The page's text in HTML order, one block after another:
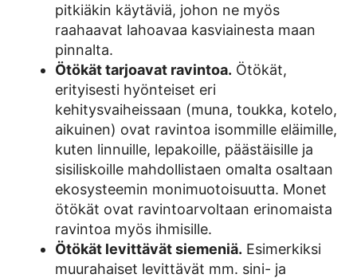
pitkiäkin käytäviä, johon ne myös
raahaavat lahoavaa kasviainesta maan
pinnalta.
Ötökät tarjoavat ravintoa. Ötökät,
erityisesti hyönteiset eri
kehitysvaiheissaan (muna, toukka, kotelo,
aikuinen) ovat ravintoa isommille eläimille,
kuten linnuille, lepakoille, päästäisille ja
sisiliskoille mahdollistaen omalta osaltaan
ekosysteemin monimuotoisuutta. Monet
ötökät ovat ravintoarvoltaan erinomaista
ravintoa myös ihmisille.
Ötökät levittävät siemeniä. Esimerkiksi
muurahaiset levittävät mm. sini- ja